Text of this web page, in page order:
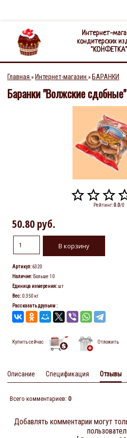
Интернет-
кондитерских
"КОНФЕТКА"
Главная » Интернет-магазин » БАРАНКИ
Баранки "Волжские
Рейтинг:0.0/0
50.80 руб.
Артикул: 6320
Наличие: Больше 10
Единица измерения: шт
Вес: 0.350 кг
Рассказать друзьям:
Купить сейчас Отложить
Описание Спецификация Отзывы
Всего комментариев: 0
Добавлять комментарии могут